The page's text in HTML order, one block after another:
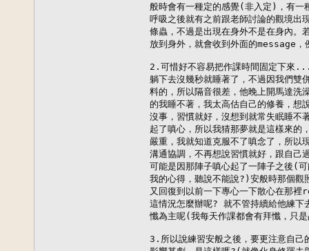
般時會有一種定的感覺(非入定)，有一
呼吸之後就有之前跟老師討論的觀境出
條蟲，不過是出現在身外不是在身內。
放到身外，就會收到外面的message，
2.可惜好不容易把作課時間固定下來
躺下去沒幾秒就睡著了，不過因我們雙
料的，所以隔音很差，他晚上開馬達洗
的我睡不著，我太高估自己的修養，想
沒事，習慣就好，沒想到就常失眠睡不
起了嗔心，所以我猜那夢就是這樣來的
嚴重，我就知道克服不了嗔念了，所以
溝通協調，不再想說習慣就好，跟自己
可能是因那陣子嗔心起了一陣子之後(
我的心得，聽說不能說?)安般時那個觀
又回復到以前一下專心一下散心在那
這情況怎麼辦呢? 就不管持續給他練下
懺為主呢(我每天作課都會有拜懺，只
3.所以說練習安般之後，要更注意自己